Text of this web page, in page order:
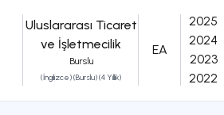
Uluslararası Ticaret
ve İşletmecilik
Burslu
(İngilizce) (Burslu) (4 Yıllık)
EA
2025
2024
2023
2022